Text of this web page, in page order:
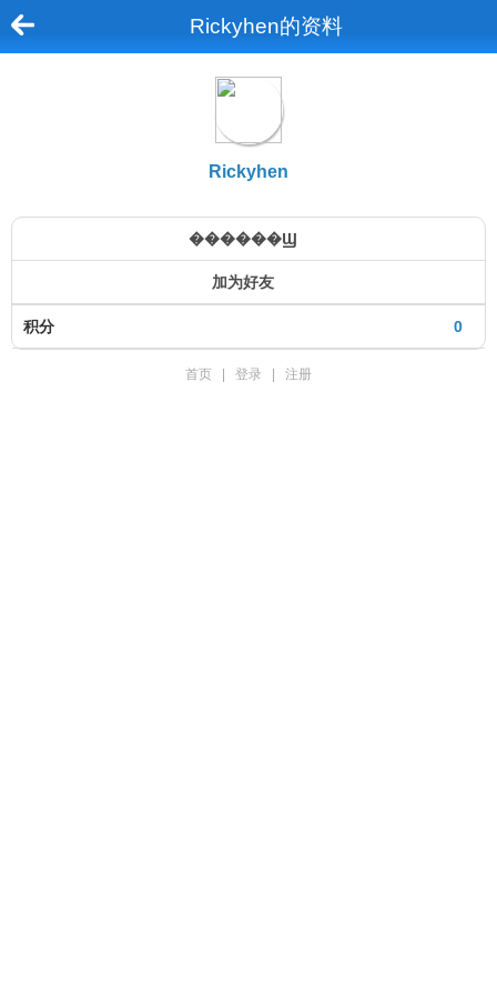
Rickyhen的资料
Rickyhen
������Ϣ
加为好友
0
积分
首页 登录 注册